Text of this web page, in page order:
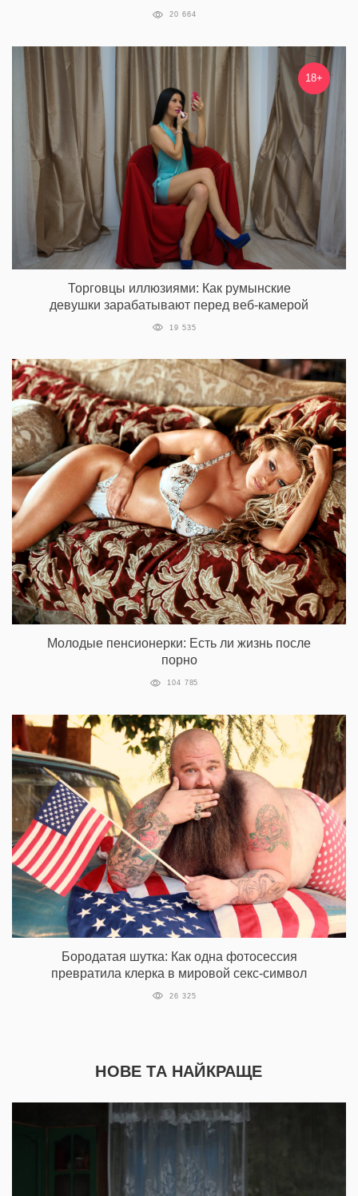
20 664
18+
Торговцы иллюзиями: Как румынские
девушки зарабатывают перед веб-камерой
19 535
Молодые пенсионерки: Есть ли жизнь после
порно
104 785
Бородатая шутка: Как одна фотосессия
превратила клерка в мировой секс-символ
26 325
НОВЕ ТА НАЙКРАЩЕ